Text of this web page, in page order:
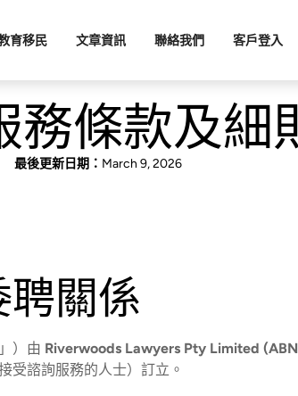
育移民 文章資訊 聯絡我們 客戶登入
務條款及細
最後更新日期： March 9, 2026
關係
）由 Riverwoods Lawyers Pty Limited
受諮詢服務的人士）訂立。